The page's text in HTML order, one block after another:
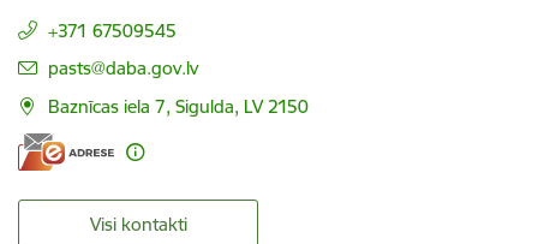
+371 67509545
E-pasts:
pasts@daba.gov.lv
Baznīcas iela 7, Sigulda, LV 2150
Visi kontakti